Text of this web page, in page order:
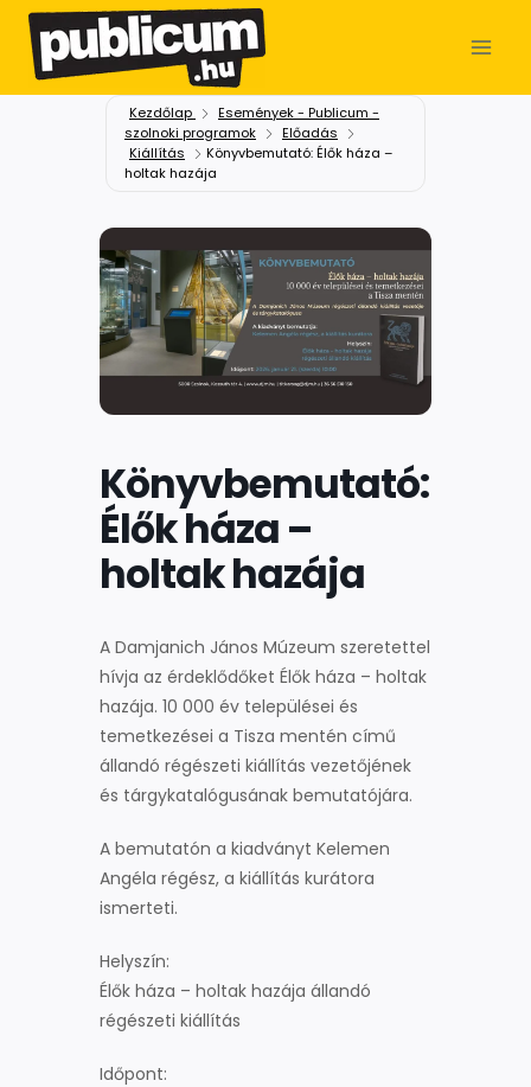
Kezdőlap
Események - Publicum -
szolnoki programok
Előadás
Kiállítás
Könyvbemutató: Élők háza –
holtak hazája
Könyvbemutató:
Élők háza –
holtak hazája
A Damjanich János Múzeum szeretettel
hívja az érdeklődőket Élők háza – holtak
hazája. 10 000 év települései és
temetkezései a Tisza mentén című
állandó régészeti kiállítás vezetőjének
és tárgykatalógusának bemutatójára.
A bemutatón a kiadványt Kelemen
Angéla régész, a kiállítás kurátora
ismerteti.
Helyszín:
Élők háza – holtak hazája állandó
régészeti kiállítás
Időpont: